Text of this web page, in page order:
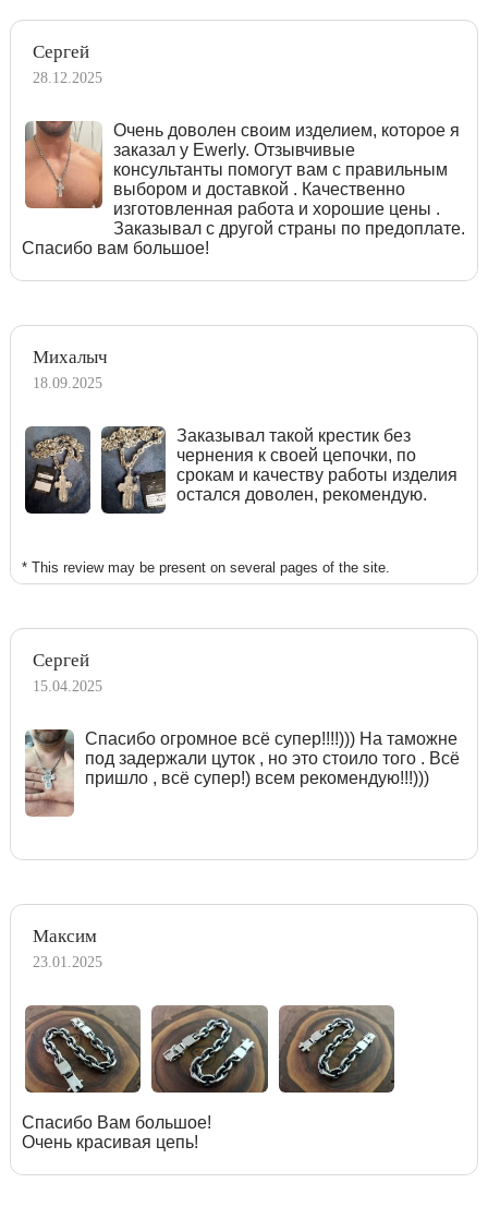
Сергей
28.12.2025
Очень доволен своим изделием, которое я
заказал у Ewerly. Отзывчивые
консультанты помогут вам с правильным
выбором и доставкой . Качественно
изготовленная работа и хорошие цены .
Заказывал с другой страны по предоплате.
Спасибо вам большое!
Михалыч
18.09.2025
Заказывал такой крестик без
чернения к своей цепочки, по
срокам и качеству работы изделия
остался доволен, рекомендую.
* This review may be present on several pages of the site.
Сергей
15.04.2025
Спасибо огромное всё супер!!!!))) На таможне
под задержали цуток , но это стоило того . Всё
пришло , всё супер!) всем рекомендую!!!)))
Максим
23.01.2025
Спасибо Вам большое!
Очень красивая цепь!